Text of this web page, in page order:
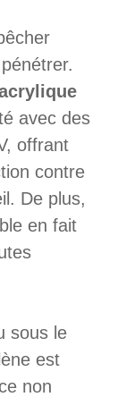
avec des
offrant
contre
De plus,
en fait
sous le
est
non